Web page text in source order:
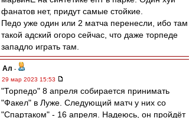
фанатов нет, придут самые стойкие.
Педо уже один или 2 матча перенесли, ибо там
такой адский огоро сейчас, что даже торпеде
западло играть там.
Ал -
29 мар 2023 15:53
"Торпедо" 8 апреля собирается принимать
"Факел" в Луже. Следующий матч у них со
"Спартаком" - 16 апреля. Надеюсь, он пройдёт